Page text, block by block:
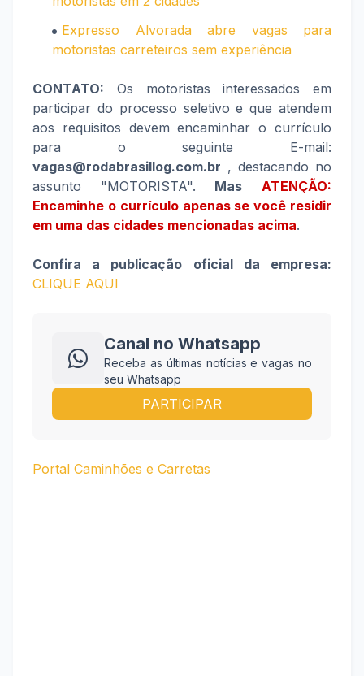
Expresso Alvorada abre vagas para
motoristas carreteiros sem experiência
CONTATO: Os motoristas interessados em
participar do processo seletivo e que atendem
aos requisitos devem encaminhar o currículo
para o seguinte E-mail:
vagas@rodabrasillog.com.br , destacando no
assunto "MOTORISTA". Mas
ATENÇÃO:
Encaminhe o currículo apenas se você residir
em uma das cidades mencionadas acima.
Confira a publicação oficial da empresa:
CLIQUE AQUI
Canal no Whatsapp
Receba as últimas notícias e vagas no
seu Whatsapp
PARTICIPAR
Portal Caminhões e Carretas